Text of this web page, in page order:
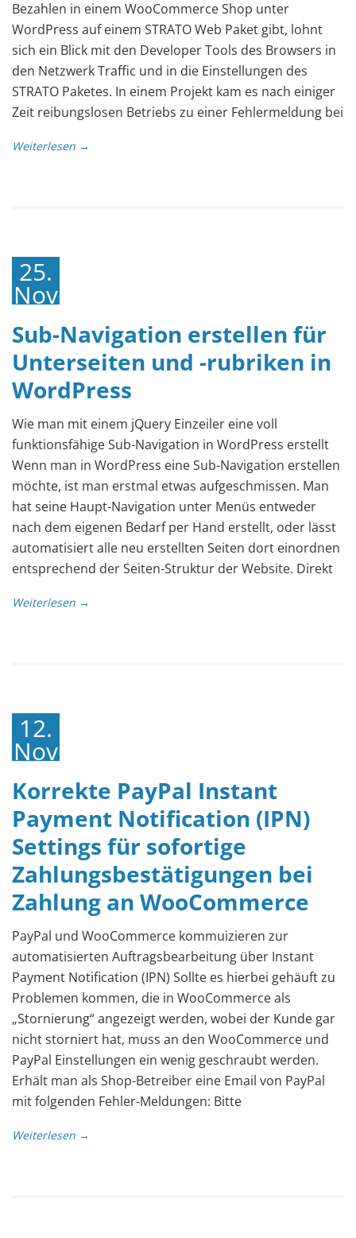
Bezahlen in einem WooCommerce Shop unter
WordPress auf einem STRATO Web Paket gibt, lohnt
sich ein Blick mit den Developer Tools des Browsers in
den Netzwerk Traffic und in die Einstellungen des
STRATO Paketes. In einem Projekt kam es nach einiger
Zeit reibungslosen Betriebs zu einer Fehlermeldung bei
Weiterlesen →
25.
November
2016
Sub-Navigation erstellen für
Unterseiten und -rubriken in
WordPress
Wie man mit einem jQuery Einzeiler eine voll
funktionsfähige Sub-Navigation in WordPress erstellt
Wenn man in WordPress eine Sub-Navigation erstellen
möchte, ist man erstmal etwas aufgeschmissen. Man
hat seine Haupt-Navigation unter Menüs entweder
nach dem eigenen Bedarf per Hand erstellt, oder lässt
automatisiert alle neu erstellten Seiten dort einordnen
entsprechend der Seiten-Struktur der Website. Direkt
Weiterlesen →
12.
November
Korrekte PayPal Instant
Payment Notification (IPN)
Settings für sofortige
Zahlungsbestätigungen bei
Zahlung an WooCommerce
PayPal und WooCommerce kommuizieren zur
automatisierten Auftragsbearbeitung über Instant
Payment Notification (IPN) Sollte es hierbei gehäuft zu
Problemen kommen, die in WooCommerce als
„Stornierung“ angezeigt werden, wobei der Kunde gar
nicht storniert hat, muss an den WooCommerce und
PayPal Einstellungen ein wenig geschraubt werden.
Erhält man als Shop-Betreiber eine Email von PayPal
mit folgenden Fehler-Meldungen: Bitte
Weiterlesen →